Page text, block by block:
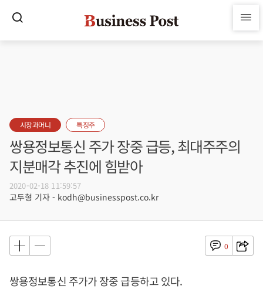
시장과머니 특징주
쌍용정보통신 주가 장중 급등, 최대주주의
지분매각 추진에 힘받아
2020-02-18 11:59:57
고두형 기자 - kodh@businesspost.co.kr
0
쌍용정보통신 주가가 장중 급등하고 있다.